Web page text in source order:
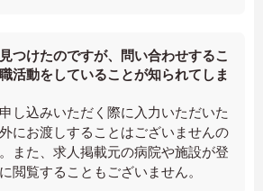
つけたのですが、問い合わせするこ
活動をしていることが知られてしま
し込みいただく際に入力いただいた
にお渡しすることはございませんの
また、求人掲載元の病院や施設が登
閲覧することもございません。